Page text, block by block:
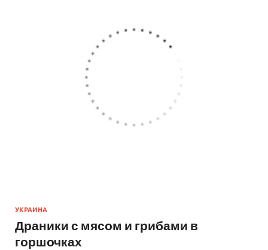
УКРАИНА
Драники с мясом и грибами в
горшочках